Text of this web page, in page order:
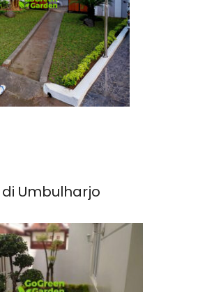
Umbulharjo